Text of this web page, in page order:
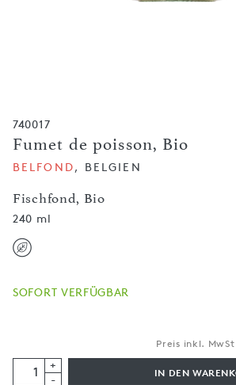
740017
Fumet de poisson, Bio
Fischfond, Bio
BELFOND, BELGIEN
240 ml
SOFORT VERFÜGBAR
Preis inkl.
+
-
IN DEN